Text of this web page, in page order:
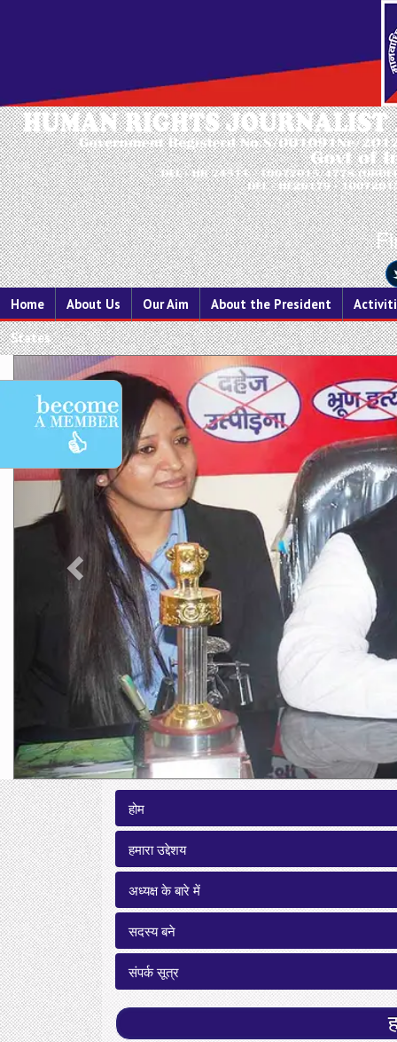
Home About Us Our Aim About the President
States
Previous
होम
हमारा उद्देशय
अध्यक्ष के बारे में
सदस्य बने
संपर्क सूत्र